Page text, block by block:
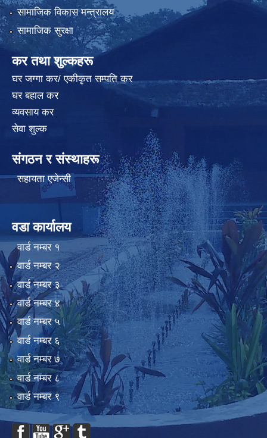
सामाजिक विकास मन्त्रालय
सामाजिक सुरक्षा
कर तथा शुल्कहरू
घर जग्गा कर/ एकीकृत सम्पति कर
घर बहाल कर
व्यवसाय कर
सेवा शुल्क
संगठन र संस्थाहरू
सहायता एजेन्सी
वडा कार्यालय
वार्ड न‌म्बर १
वार्ड न‌म्बर २
वार्ड न‌म्बर ३
वार्ड न‌म्बर ४
वार्ड न‌म्बर ५
वार्ड न‌म्बर ६
वार्ड न‌म्बर ७
वार्ड न‌म्बर ८
वार्ड न‌म्बर ९